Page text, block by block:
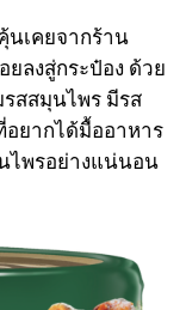
นเคยจากร้าน
ลงสู่กระป๋อง ด้วย
สสมุนไพร มีรส
อยากได้มื้ออาหาร
ไพรอย่างแน่นอน